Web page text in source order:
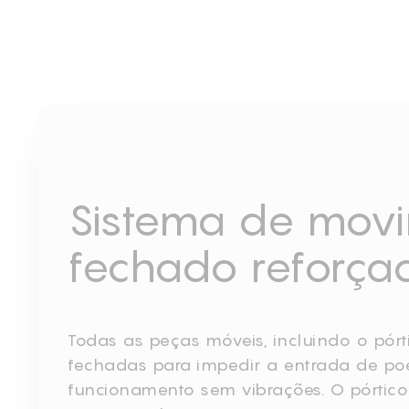
Sistema de
fechado
Todas as peças móveis, incluindo o
fechadas para impedir a entrada de
funcionamento sem vibrações. O